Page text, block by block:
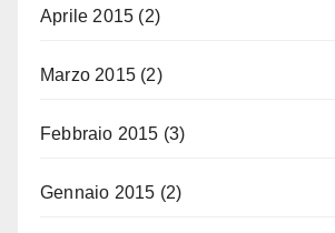
Aprile 2015 (2)
Marzo 2015 (2)
Febbraio 2015 (3)
Gennaio 2015 (2)